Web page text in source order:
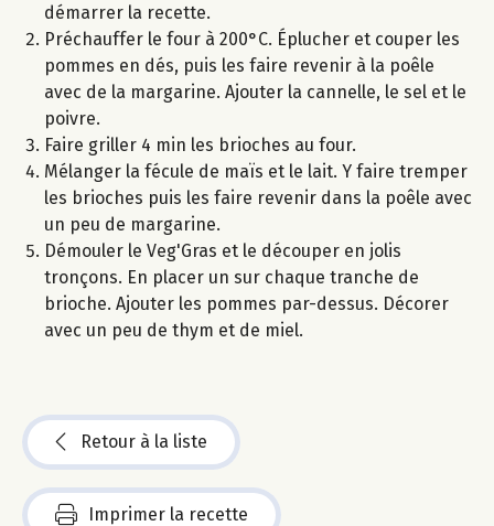
démarrer la recette.
Préchauffer le four à 200°C. Éplucher et couper les
pommes en dés, puis les faire revenir à la poêle
avec de la margarine. Ajouter la cannelle, le sel et le
poivre.
Faire griller 4 min les brioches au four.
Mélanger la fécule de maïs et le lait. Y faire tremper
les brioches puis les faire revenir dans la poêle avec
un peu de margarine.
Démouler le Veg'Gras et le découper en jolis
tronçons. En placer un sur chaque tranche de
brioche. Ajouter les pommes par-dessus. Décorer
avec un peu de thym et de miel.
Retour à la liste
Imprimer la recette